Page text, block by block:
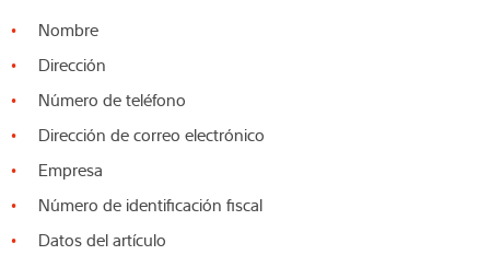
Nombre
Dirección
Número de teléfono
Dirección de correo electrónico
Empresa
Número de identificación fiscal
Datos del artículo